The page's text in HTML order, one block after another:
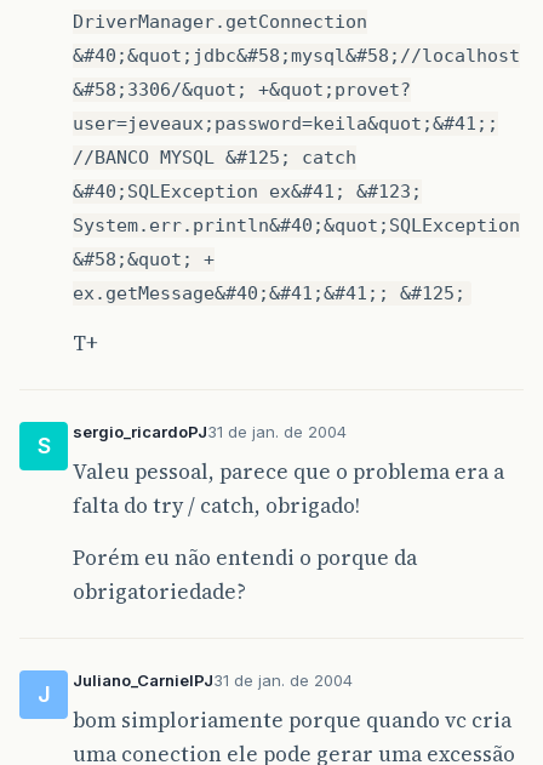
DriverManager.getConnection
&#40;&quot;jdbc&#58;mysql&#58;//localhost
&#58;3306/&quot; +&quot;provet?
user=jeveaux;password=keila&quot;&#41;;
//BANCO MYSQL &#125; catch
&#40;SQLException ex&#41; &#123;
System.err.println&#40;&quot;SQLException
&#58;&quot; +
ex.getMessage&#40;&#41;&#41;; &#125;
T+
S
sergio_ricardoPJ31 de jan. de 2004
Valeu pessoal, parece que o problema era a
falta do try / catch, obrigado!
Porém eu não entendi o porque da
obrigatoriedade?
J
Juliano_CarnielPJ31 de jan. de 2004
bom simploriamente porque quando vc cria
uma conection ele pode gerar uma excessão